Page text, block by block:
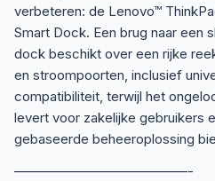
verbeteren: de Lenovo™
Smart Dock. Een brug naar een
dock beschikt over een rijke
en stroompoorten, inclusief
compatibiliteit, terwijl het
levert voor zakelijke gebruikers
gebaseerde beheeroplossing
—————————————-